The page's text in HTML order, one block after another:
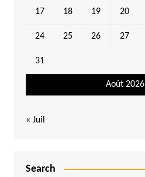
Août 2026
17 18 19 20
24 25 26 27
31
« Juil
Search